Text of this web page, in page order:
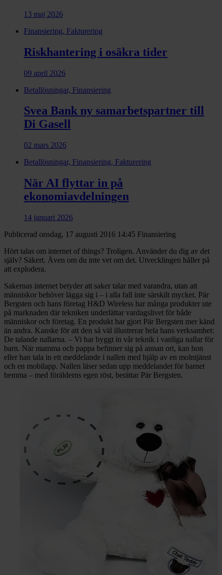
13 maj 2026
Finansiering, Fakturering
Riskhantering i osäkra tider
09 april 2026
Betallösningar, Finansiering
Svea Bank ny samarbets­partner till
Di Gasell
02 mars 2026
Betallösningar, Finansiering, Fakturering
När AI flyttar in på
ekonomiavdelningen
14 januari 2026
Publicerad onsdag, 17 augusti 2016 14:45 Finansiering
Hört talas om internet of things? Troligen. Använder du dig av det
själv? Säkert. Även om du inte vet om det. Utvecklingen håller på
att explodera.
Sakernas internet betyder att saker talar med varandra, utan att
människor behöver lägga sig i – i alla fall inte särskilt mycket. Pär
Bergsten och hans företag H&D Wireless har många produkter ute
på marknaden där tekniken underlättar vardagslivet för både
människor och företag. En produkt har gjort Pär Bergsten mer känd
än andra. Kanske för att den så väl illustrerar hela hans verksamhet:
De talande nallarna. – Vi har byggt in vår teknik i vanliga nallar för
barn. När mamma och pappa befinner sig på annan ort, kan hon
eller han tala in ett meddelande i nallen med hjälp av en molntjänst
och en mobilapp. Nallen läser sedan upp meddelandet för barnet
hemma – med förälderns egen röst, berättar Pär Bergsten.